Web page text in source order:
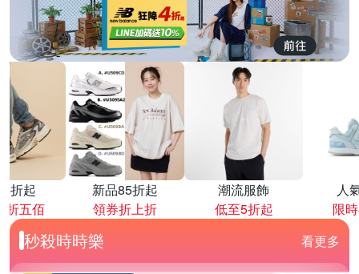
折起
折五佰
新品85折起
領券折上折
潮流服飾
低至5折起
人
限
秒殺時時樂 看更多